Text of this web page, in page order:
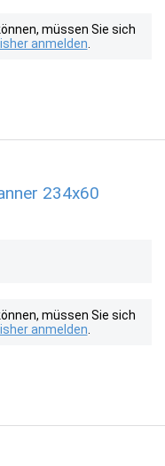
müssen Sie sich
anmelden
234x60
müssen Sie sich
anmelden